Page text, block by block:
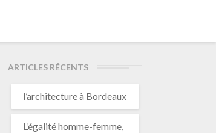
ARTICLES RÉCENTS
l’architecture à Bordeaux
L’égalité homme-femme,